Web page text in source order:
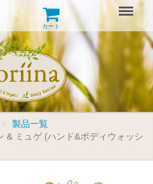
カート
Menu
製品一覧
& ミュゲ (ハンド&ボディウォッシ